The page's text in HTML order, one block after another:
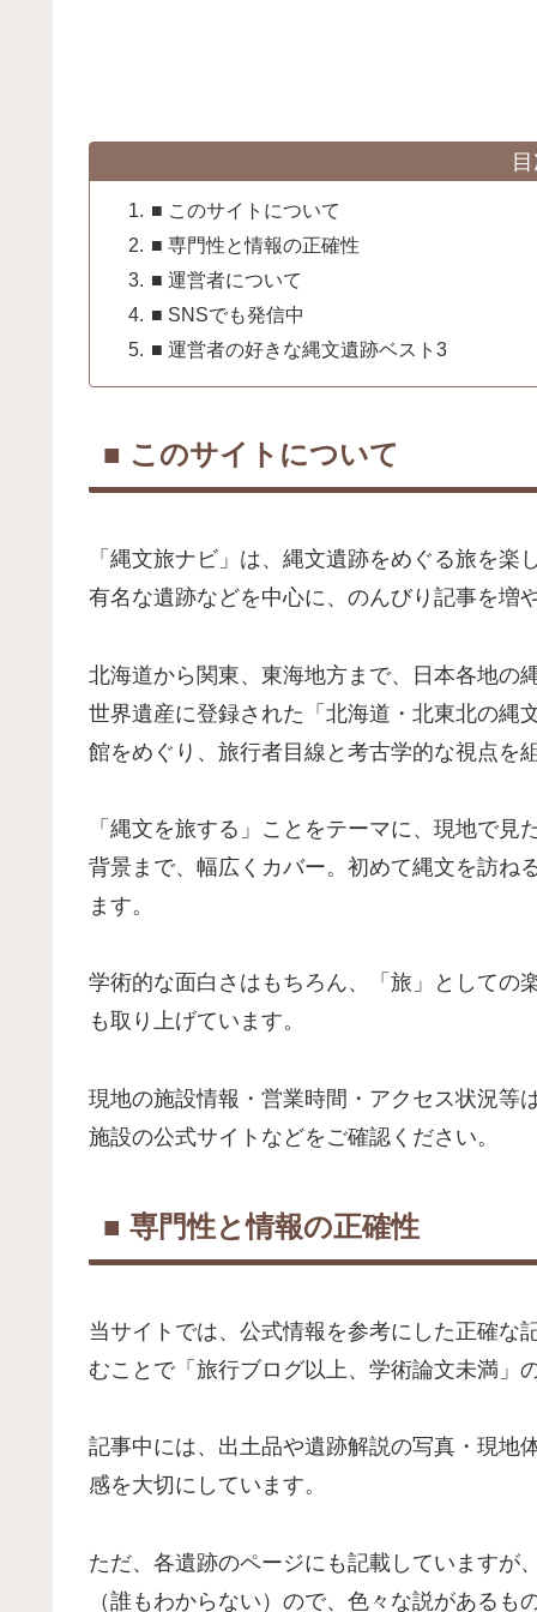
■ このサイトについて
■ 専門性と情報の正確性
■ 運営者について
■ SNSでも発信中
■ 運営者の好きな縄文遺跡ベスト3
■ このサイトについて
「縄文旅ナビ」は、縄文遺跡をめぐる旅を
有名な遺跡などを中心に、のんびり記事を増
北海道から関東、東海地方まで、日本各地の
世界遺産に登録された「北海道・北東北の縄
館をめぐり、旅行者目線と考古学的な視点を
「縄文を旅する」ことをテーマに、現地で
背景まで、幅広くカバー。初めて縄文を訪ね
ます。
学術的な面白さはもちろん、「旅」としての
も取り上げています。
現地の施設情報・営業時間・アクセス状況等
施設の公式サイトなどをご確認ください。
■ 専門性と情報の正確性
当サイトでは、公式情報を参考にした正確な
むことで「旅行ブログ以上、学術論文未満」
記事中には、出土品や遺跡解説の写真・現地
感を大切にしています。
ただ、各遺跡のページにも記載していますが
（誰もわからない）ので、色々な説がある